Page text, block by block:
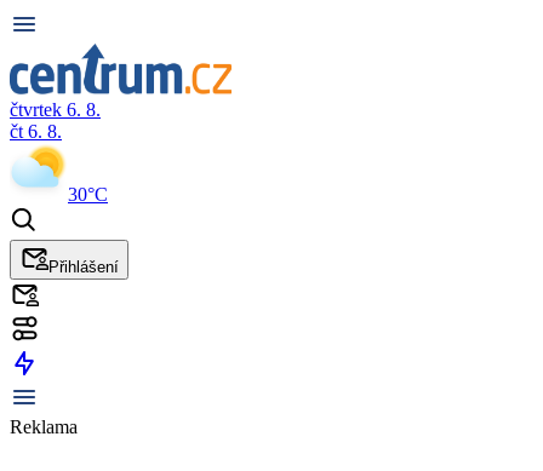
čtvrtek 6. 8.
čt 6. 8.
30°C
Přihlášení
Reklama